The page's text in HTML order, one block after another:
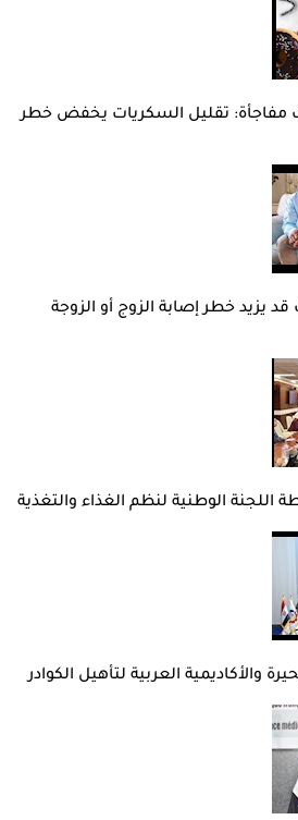
مفاجأة: تقليل السكريات يخفض خطر
يزيد خطر إصابة الزوج أو الزوجة
اللجنة الوطنية لنظم الغذاء والتغذية
والأكاديمية العربية لتأهيل الكوادر